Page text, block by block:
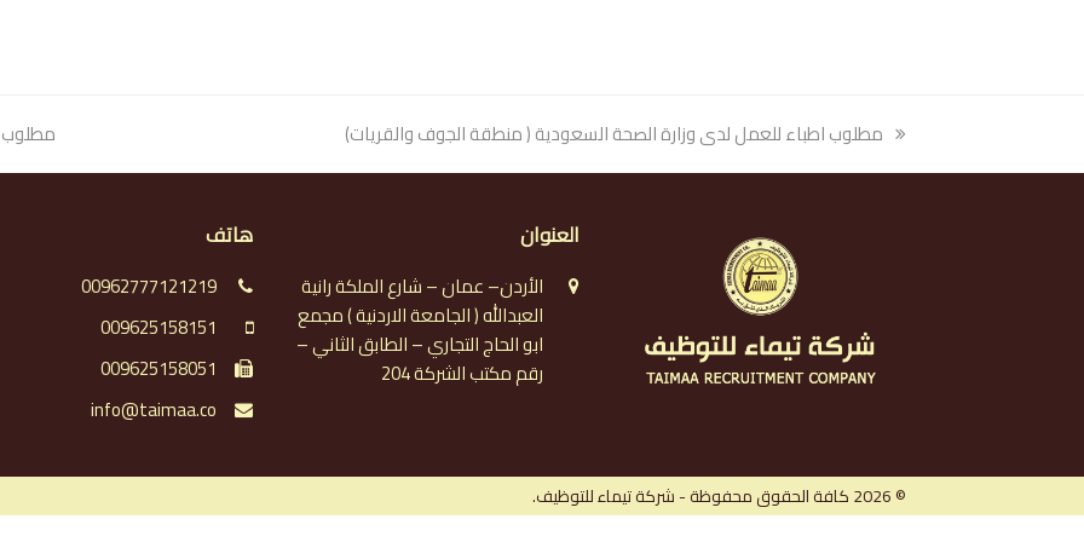
previous
مطلوب اطباء للعمل لدى وزارة الصحة السعودية ( منطقة الجوف والقريات)
next
مطلوب
العنوان
الأردن– عمان – شارع الملكة رانية
العبدالله ( الجامعة الاردنية ) مجمع
ابو الحاج التجاري – الطابق الثاني –
رقم مكتب الشركة 204
هاتف
00962777121219
009625158151
009625158051
info@taimaa.co
© 2026 كافة الحقوق محفوظة - شركة تيماء للتوظيف.